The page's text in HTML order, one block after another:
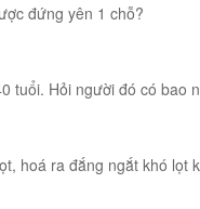
đứng yên 1 chỗ?
tuổi. Hỏi người đó có bao
hoá ra đắng ngắt khó lọt